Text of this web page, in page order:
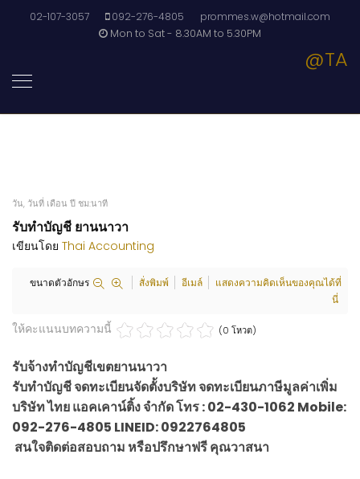
02-107-3057 092-276-4805
prommes.w@hotmail.com
Mon to Sat - 8.30AM to 5.30PM
@TA
วัน, วันที่ เดือน ปี ชม:นาที
รับทำบัญชี ยานนาวา
เขียนโดย Thai Accounting
ขนาดตัวอักษร สั่งพิมพ์ อีเมล์
แสดงความคิดเห็นของคุณได้ที่
นี่
ให้คะแนนบทความนี้ (0 โหวต)
รับจ้างทำบัญชีเขตยานนาวา
รับทำบัญชี จดทะเบียนจัดตั้งบริษัท จดทะเบียนภาษีมูลค่าเพิ่ม
บริษัท ไทย แอคเคาน์ติ้ง จำกัด โทร : 02-430-1062 Mobile:
092-276-4805 LINEID: 0922764805
สนใจติดต่อสอบถาม หรือปรึกษาฟรี คุณวาสนา